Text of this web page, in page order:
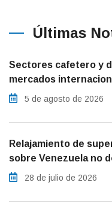
Últimas
Sectores cafetero y
mercados
5 de agosto de 2026
Relajamiento de
sobre Venezuela no
28 de julio de 2026